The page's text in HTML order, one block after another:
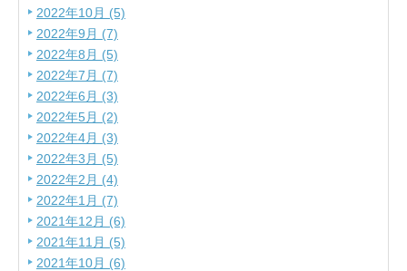
2022年10月 (5)
2022年9月 (7)
2022年8月 (5)
2022年7月 (7)
2022年6月 (3)
2022年5月 (2)
2022年4月 (3)
2022年3月 (5)
2022年2月 (4)
2022年1月 (7)
2021年12月 (6)
2021年11月 (5)
2021年10月 (6)